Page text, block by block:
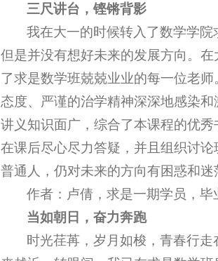
三尺讲台，铿锵背影
我在大一的时候转入了数学学院
但是并没有想好未来的发展方向。
了求是数学班兢兢业业的每一位老
态度、严谨的治学精神深深地感染
讲义知识面广，综合了本课程的优
在课后尽心尽力答疑，并且组织讨
普通人，仍对未来的方向有困惑和
作者：卢倩，求是一期学员，
当如朝日，奋力奔跑
时光荏苒，岁月如梭，青春行